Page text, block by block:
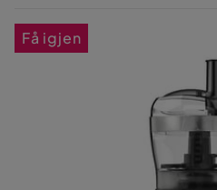
Få igjen